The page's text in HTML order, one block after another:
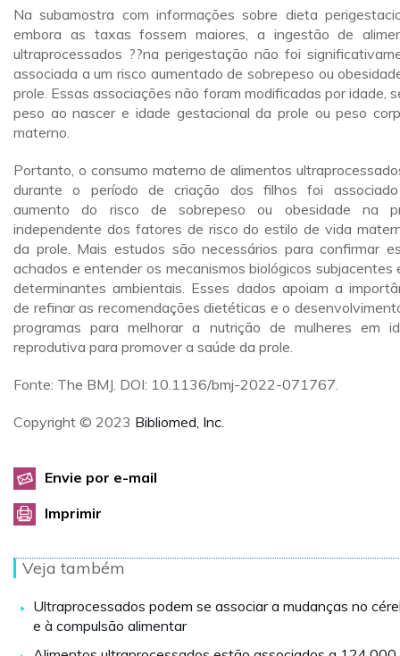
Na subamostra com informações sobre dieta
embora as taxas fossem maiores, a ingestão de
ultraprocessados ??na perigestação não foi
associada a um risco aumentado de sobrepeso ou
prole. Essas associações não foram modificadas por idade,
peso ao nascer e idade gestacional da prole ou peso
materno.
Portanto, o consumo materno de alimentos
durante o período de criação dos filhos foi
aumento do risco de sobrepeso ou obesidade na
independente dos fatores de risco do estilo de vida
da prole. Mais estudos são necessários para confirmar
achados e entender os mecanismos biológicos subjacentes
determinantes ambientais. Esses dados apoiam a
de refinar as recomendações dietéticas e o
programas para melhorar a nutrição de mulheres em
reprodutiva para promover a saúde da prole.
Fonte: The BMJ. DOI: 10.1136/bmj-2022-071767.
Copyright © 2023 Bibliomed, Inc.
Envie por e-mail
Imprimir
Veja também
Ultraprocessados podem se associar a mudanças no
e à compulsão alimentar